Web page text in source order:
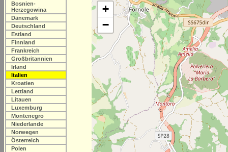
Bosnien-
Herzegowina
Dänemark
Deutschland
Estland
Finnland
Frankreich
Großbritannien
Irland
Italien
Kroatien
Lettland
Litauen
Luxemburg
Montenegro
Niederlande
Norwegen
Österreich
Polen
+
−